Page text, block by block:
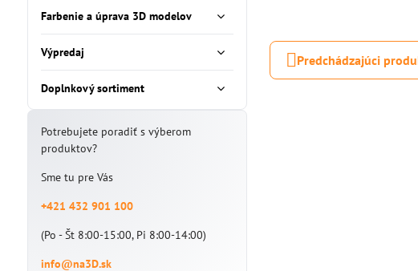
Predchádzajúci
Farbenie a úprava 3D modelov
Výpredaj
Doplnkový sortiment
Potrebujete poradiť s výberom
produktov?
Sme tu pre Vás
+421 432 901 100
(Po - Št 8:00-15:00, Pi 8:00-14:00)
info@na3D.sk